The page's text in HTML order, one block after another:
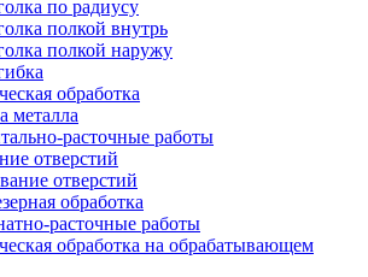
по радиусу
полкой внутрь
полкой наружу
обработка
металла
расточные работы
отверстий
отверстий
обработка
расточные работы
обработка на обрабатывающем